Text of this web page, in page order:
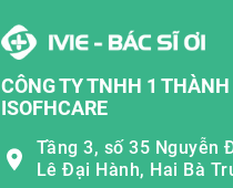
CÔNG TY TNHH 1
ISOFHCARE
Tầng 3, số 35 Nguyễn
Lê Đại Hành, Hai Bà